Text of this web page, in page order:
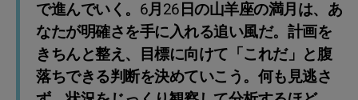
で進んでいく。6月26日の山羊座の満月は、あ
なたが明確さを手に入れる追い風だ。計画を
きちんと整え、目標に向けて「これだ」と腹
落ちできる判断を決めていこう。何も見逃さ